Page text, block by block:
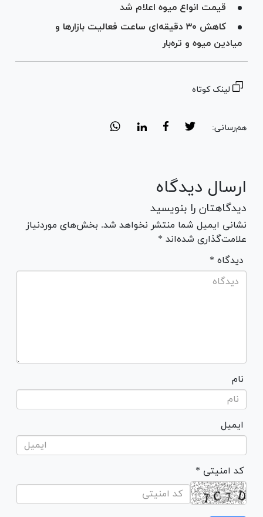
قیمت انواع میوه اعلام شد
کاهش ۳۰ دقیقه‌ای ساعت فعالیت بازار‌ها و
میادین میوه و تره‌بار
لینک کوتاه
هم‌رسانی:
ارسال دیدگاه
دیدگاهتان را بنویسید
نشانی ایمیل شما منتشر نخواهد شد. بخش‌های موردنیاز
علامت‌گذاری شده‌اند *
* دیدگاه
نام
ایمیل
* کد امنیتی